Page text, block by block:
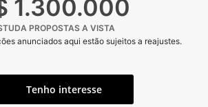
1.300.000
PROPOSTAS A VISTA
anunciados aqui estão sujeitos a reajustes.
Tenho interesse